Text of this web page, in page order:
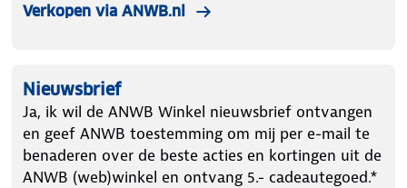
Verkopen via ANWB.nl
Nieuwsbrief
Ja, ik wil de ANWB Winkel nieuwsbrief ontvangen
en geef ANWB toestemming om mij per e-mail te
benaderen over de beste acties en kortingen uit de
ANWB (web)winkel en ontvang 5.- cadeautegoed.*